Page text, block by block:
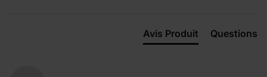
Avis Produit Questions